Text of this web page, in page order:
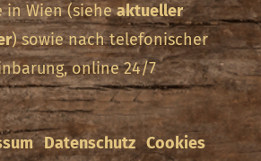
in Wien (sieheaktueller
) sowie nach telefonischer
online 24/7
Datenschutz Cookies